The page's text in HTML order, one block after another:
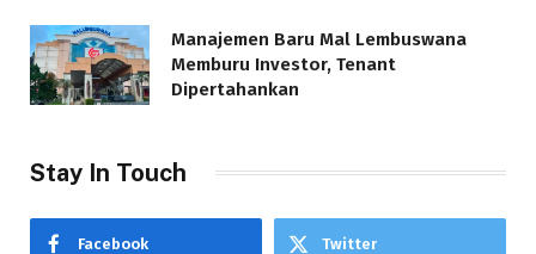
Manajemen Baru Mal Lembuswana
Memburu Investor, Tenant
Dipertahankan
Stay In Touch
Facebook Twitter